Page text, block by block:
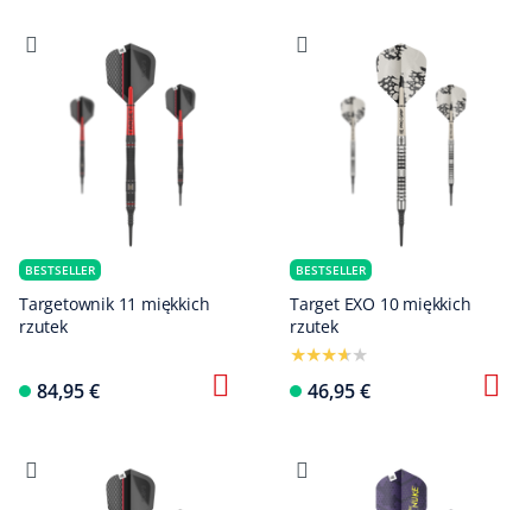
BESTSELLER
Targetownik 11 miękkich
rzutek
84,95 €
BESTSELLER
Target EXO 10 miękkich
rzutek
46,95 €